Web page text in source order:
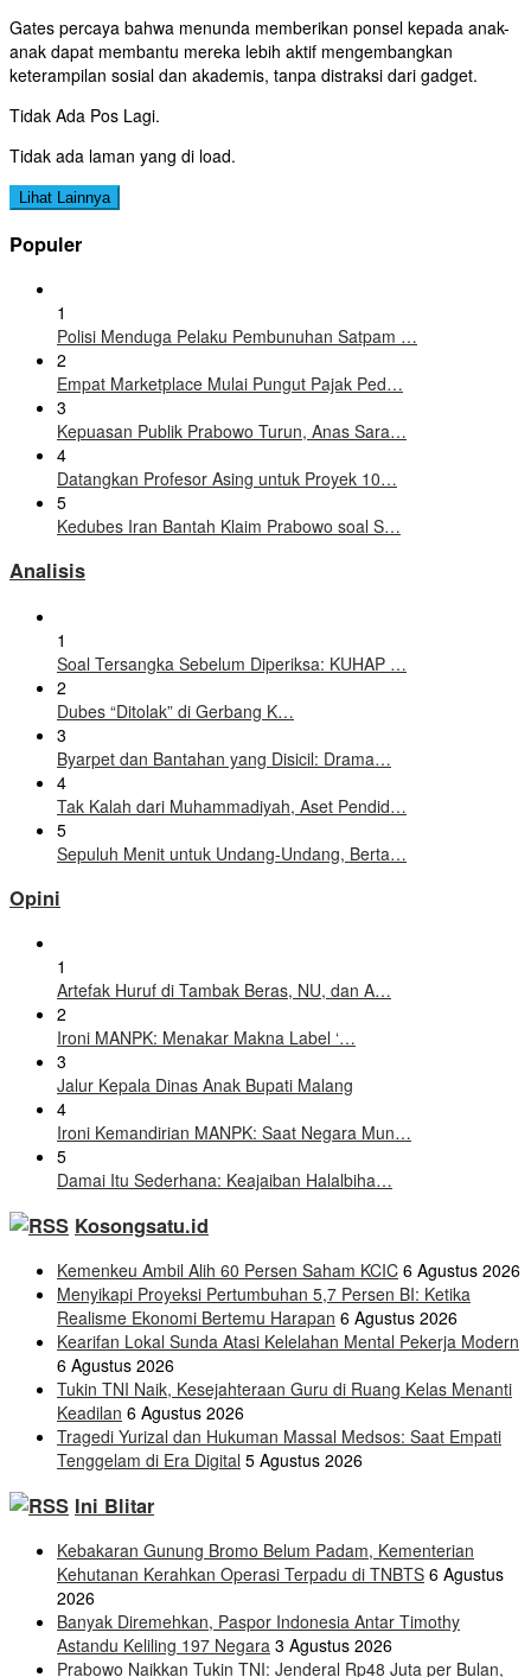
Gates percaya bahwa menunda memberikan ponsel kepada anak-
anak dapat membantu mereka lebih aktif mengembangkan
keterampilan sosial dan akademis, tanpa distraksi dari gadget.
Tidak Ada Pos Lagi.
Tidak ada laman yang di load.
Lihat Lainnya
Populer
1
Polisi Menduga Pelaku Pembunuhan Satpam …
2
Empat Marketplace Mulai Pungut Pajak Ped…
3
Kepuasan Publik Prabowo Turun, Anas Sara…
4
Datangkan Profesor Asing untuk Proyek 10…
5
Kedubes Iran Bantah Klaim Prabowo soal S…
Analisis
1
Soal Tersangka Sebelum Diperiksa: KUHAP …
2
Dubes “Ditolak” di Gerbang K…
3
Byarpet dan Bantahan yang Disicil: Drama…
4
Tak Kalah dari Muhammadiyah, Aset Pendid…
5
Sepuluh Menit untuk Undang-Undang, Berta…
Opini
1
Artefak Huruf di Tambak Beras, NU, dan A…
2
Ironi MANPK: Menakar Makna Label ‘…
3
Jalur Kepala Dinas Anak Bupati Malang
4
Ironi Kemandirian MANPK: Saat Negara Mun…
5
Damai Itu Sederhana: Keajaiban Halalbiha…
Kosongsatu.id
Kemenkeu Ambil Alih 60 Persen Saham KCIC 6 Agustus 2026
Menyikapi Proyeksi Pertumbuhan 5,7 Persen BI: Ketika
Realisme Ekonomi Bertemu Harapan 6 Agustus 2026
Kearifan Lokal Sunda Atasi Kelelahan Mental Pekerja Modern
6 Agustus 2026
Tukin TNI Naik, Kesejahteraan Guru di Ruang Kelas Menanti
Keadilan 6 Agustus 2026
Tragedi Yurizal dan Hukuman Massal Medsos: Saat Empati
Tenggelam di Era Digital 5 Agustus 2026
Ini Blitar
Kebakaran Gunung Bromo Belum Padam, Kementerian
Kehutanan Kerahkan Operasi Terpadu di TNBTS 6 Agustus
2026
Banyak Diremehkan, Paspor Indonesia Antar Timothy
Astandu Keliling 197 Negara 3 Agustus 2026
Prabowo Naikkan Tukin TNI: Jenderal Rp48 Juta per Bulan,